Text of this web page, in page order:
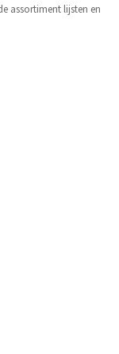
assortiment lijsten en